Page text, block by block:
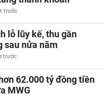
trước
lỗ lũy kế, thu gần
sau nửa năm
trước
62.000 tỷ đồng tiền
MWG